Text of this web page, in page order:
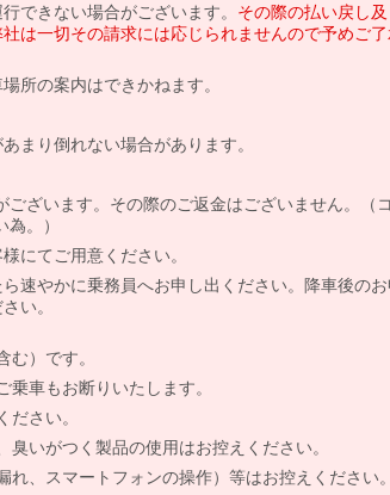
できない場合がございます。 その際の払い戻し及
は一切その請求には応じられませんので予めご
所の案内はできかねます。
まり倒れない場合があります。
ざいます。その際のご返金はございません。（
。）
にてご用意ください。
速やかに乗務員へお申し出ください。降車後の
い。
）です。
車もお断りいたします。
さい。
いがつく製品の使用はお控えください。
、スマートフォンの操作）等はお控えください